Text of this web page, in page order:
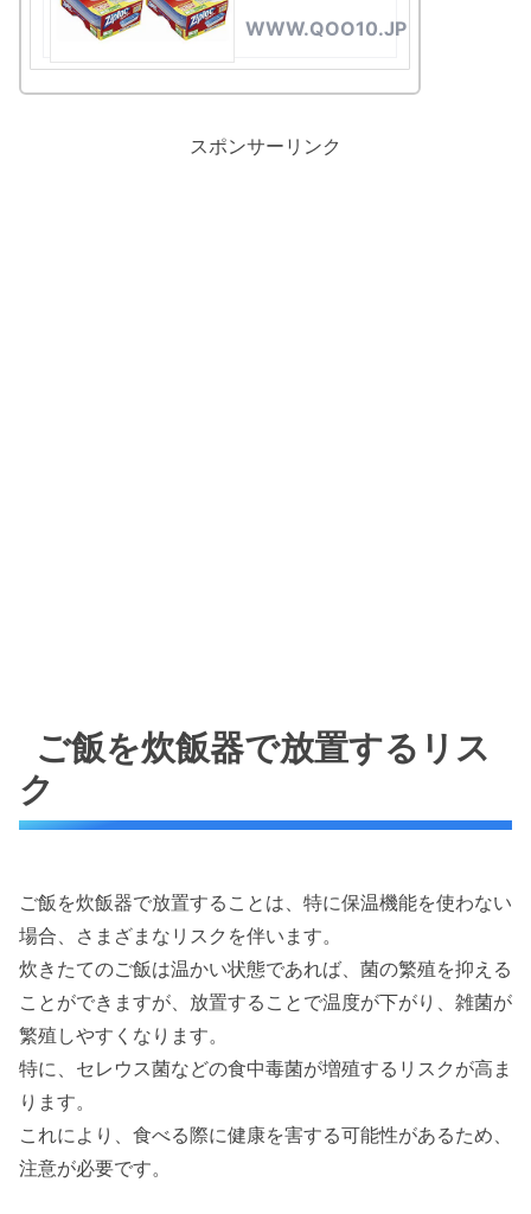
WWW.QOO10.JP
スポンサーリンク
ご飯を炊飯器で放置するリス
ク
ご飯を炊飯器で放置することは、特に保温機能を使わない
場合、さまざまなリスクを伴います。
炊きたてのご飯は温かい状態であれば、菌の繁殖を抑える
ことができますが、放置することで温度が下がり、雑菌が
繁殖しやすくなります。
特に、セレウス菌などの食中毒菌が増殖するリスクが高ま
ります。
これにより、食べる際に健康を害する可能性があるため、
注意が必要です。